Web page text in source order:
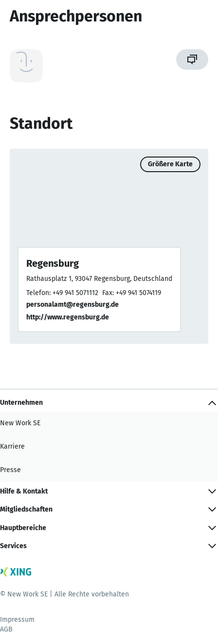
Ansprechpersonen
Standort
Größere Karte
Regensburg
Rathausplatz 1, 93047 Regensburg, Deutschland
Telefon: +49 941 5071112 Fax: +49 941 5074119
personalamt@regensburg.de
http://www.regensburg.de
Unternehmen
New Work SE
Karriere
Presse
Hilfe & Kontakt
Mitgliedschaften
Hauptbereiche
Services
© New Work SE | Alle Rechte vorbehalten
Impressum
AGB